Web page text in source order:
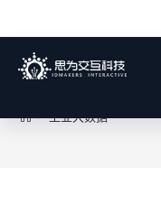
工业大数据
> 工业大数据